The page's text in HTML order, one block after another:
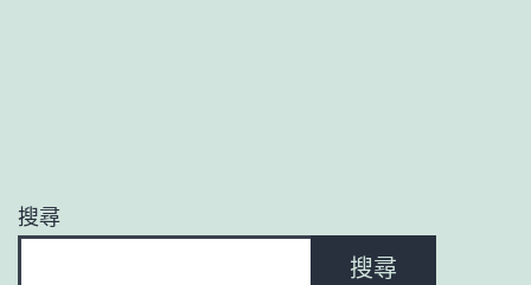
搜尋
搜尋